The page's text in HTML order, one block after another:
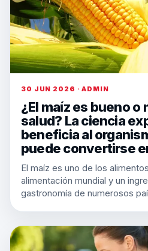
30 JUN 2026 · ADMIN
¿El maíz es bueno o
salud? La ciencia
beneficia al
puede convertirse
El maíz es uno de los
alimentación mundial y un
gastronomía de numerosos